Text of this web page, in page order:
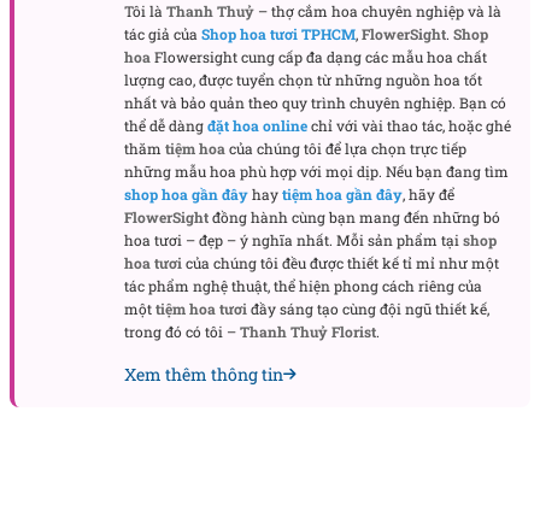
này không chỉ là phụ kiện, mà còn là một phần
quan trọng trong lễ cưới, gắn kết hai tâm hồn yêu
Bó hoa này là lời nhắn gửi đầy ý nghĩa cho một
hành trình dài của tình yêu, sự cam kết và tình cảm
vĩnh cửu dành cho nhau.
Khi Nào Nên Chọn Bó Hoa Hồng Yêu Vĩnh Cửu?
Hồng Yêu Vĩnh Cửuphù hợp với những cô dâu yêu
thích sự nhẹ nhàng, tinh tế nhưng không kém phần
cưới mà còn là món quà tuyệt vời cho những dịp kỷ
Tôi làThanh Thuỷ – thợ cắm hoa chuyên nghiệp và là
tác giả củaShop hoa tươi TPHCM,FlowerSight. Shop
hoaFlowersight cung cấp đa dạng các mẫu hoa chất
lượng cao, được tuyển chọn từ những nguồn hoa tốt
nhất và bảo quản theo quy trình chuyên nghiệp. Bạn có
thể dễ dàngđặt hoa onlinechỉ với vài thao tác, hoặc ghé
thămtiệm hoacủa chúng tôi để lựa chọn trực tiếp
những mẫu hoa phù hợp với mọi dịp. Nếu bạn đang tìm
shop hoa gần đâyhaytiệm hoa gần đây, hãy để
FlowerSightđồng hành cùng bạn mang đến những bó
hoa tươi – đẹp – ý nghĩa nhất. Mỗi sản phẩm tạishop
hoa tươicủa chúng tôi đều được thiết kế tỉ mỉ như một
tác phẩm nghệ thuật, thể hiện phong cách riêng của
mộttiệm hoa tươiđầy sáng tạo cùng đội ngũ thiết kế,
trong đó có tôi –Thanh Thuỷ Florist.
Xem thêm thông tin